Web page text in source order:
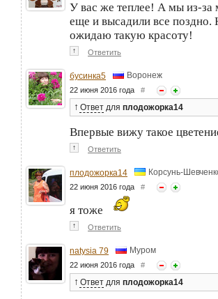
У вас же теплее! А мы из-за
еще и высадили все поздно.
ожидаю такую красоту!
↑ Ответить
бусинка5 Воронеж
22 июня 2016 года #
↑ Ответ для плодожорка14
Впервые вижу такое
↑ Ответить
плодожорка14 Корсунь-
22 июня 2016 года #
я тоже
↑ Ответить
natysia 79 Муром
22 июня 2016 года #
↑ Ответ для плодожорка14